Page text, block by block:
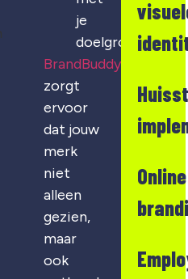
je
doelgroep
BrandBuddy
zorgt
ervoor
dat jouw
merk
niet
alleen
gezien,
maar
ook
Online